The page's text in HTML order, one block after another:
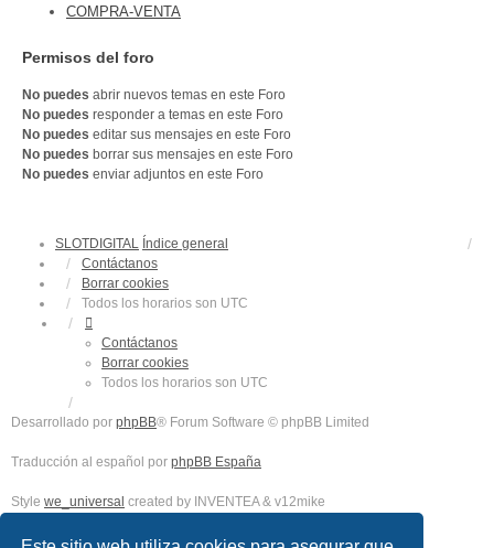
COMPRA-VENTA
Permisos del foro
No puedes abrir nuevos temas en este Foro
No puedes responder a temas en este Foro
No puedes editar sus mensajes en este Foro
No puedes borrar sus mensajes en este Foro
No puedes enviar adjuntos en este Foro
SLOTDIGITAL Índice general
Contáctanos
Borrar cookies
Todos los horarios son UTC
Contáctanos
Borrar cookies
Todos los horarios son UTC
Desarrollado por phpBB® Forum Software © phpBB Limited
Traducción al español por phpBB España
Style we_universal created by INVENTEA & v12mike
Privacidad |Condiciones